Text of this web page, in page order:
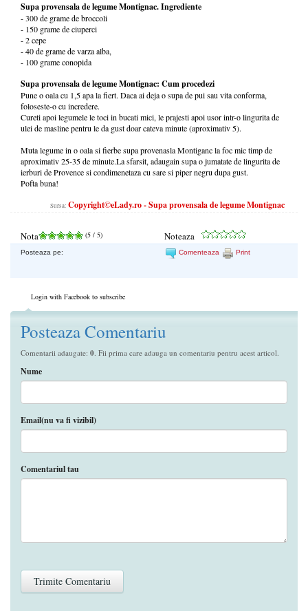
Supa provensala de legume Montignac. Ingrediente
- 300 de grame de broccoli
- 150 grame de ciuperci
- 2 cepe
- 40 de grame de varza alba,
- 100 grame conopida
Supa provensala de legume Montignac: Cum procedezi
Pune o oala cu 1,5 apa la fiert. Daca ai deja o supa de pui sau vita conforma,
foloseste-o cu incredere.
Cureti apoi legumele le toci in bucati mici, le prajesti apoi usor intr-o lingurita de
ulei de masline pentru le da gust doar cateva minute (aproximativ 5).
Muta legume in o oala si fierbe supa provenasla Montiganc la foc mic timp de
aproximativ 25-35 de minute.La sfarsit, adaugain supa o jumatate de lingurita de
ierburi de Provence si condimenetaza cu sare si piper negru dupa gust.
Pofta buna!
Sursa: Copyright©eLady.ro - Supa provensala de legume Montignac
Nota (5 / 5) Noteaza
Posteaza pe: Comenteaza Print
Login with Facebook to subscribe
Posteaza Comentariu
Comentarii adaugate: 0. Fii prima care adauga un comentariu pentru acest articol.
Nume
Email(nu va fi vizibil)
Comentariul tau